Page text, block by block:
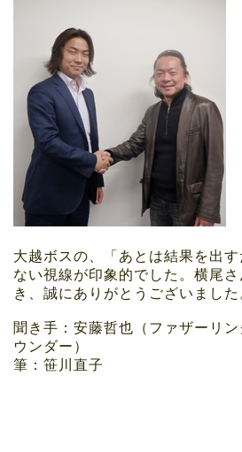
大越ボスの、「あとは結果を出
ない視線が印象的でした。横尾
き、誠にありがとうございました
聞き手：安藤哲也（ファザーリ
ウンダー）
筆：笹川直子